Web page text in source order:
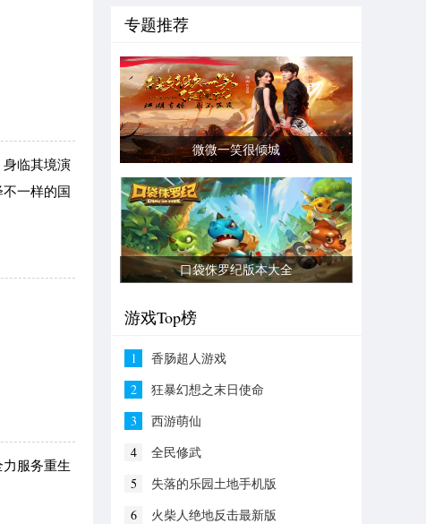
临其境演
一样的国
服务重生
专题推荐
微微一笑很倾城
口袋侏罗纪版本大全
游戏Top榜
1
香肠超人游戏
2
狂暴幻想之末日使命
3
西游萌仙
4
全民修武
5
失落的乐园土地手机版
6
火柴人绝地反击最新版